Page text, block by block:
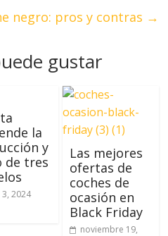
negro: pros y contras →
gustar
la
y
de tres
2024
Las mejores
ofertas de
coches de
ocasión en
Black Friday
noviembre 19,